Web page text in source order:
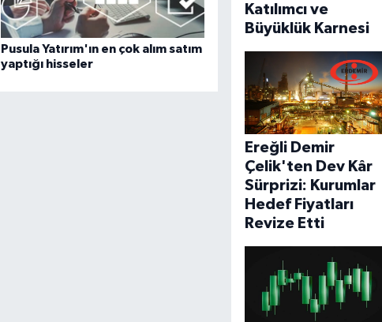
Pusula Yatırım'ın en çok alım satım
yaptığı hisseler
Katılımcı ve
Büyüklük Karnesi
Ereğli Demir
Çelik'ten Dev Kâr
Sürprizi: Kurumlar
Hedef Fiyatları
Revize Etti